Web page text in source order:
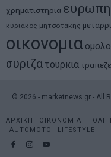
χρηματιστηρια ευρωπη
κυριακος μητσοτακης
οικονομια
συριζα τουρκια
© 2026 - marketnews.gr - All
ΑΡΧΙΚΗ ΟΙΚΟΝΟΜΙΑ
AUTOMOTO
LIFESTYLE